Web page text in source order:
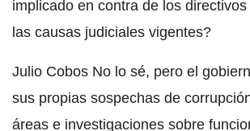
implicado en contra de los
las causas judiciales vigentes?
Julio Cobos No lo sé, pero el
sus propias sospechas de
áreas e investigaciones sobre